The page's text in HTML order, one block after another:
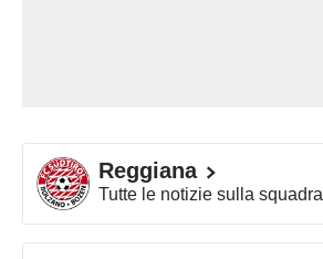
Reggiana
Tutte le notizie sulla squadra